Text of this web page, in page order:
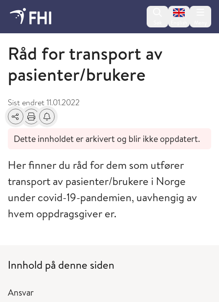
Change
Koronavirusveilederen - arkiverte artikler
Råd for transport av
pasienter/brukere
Sist endret11.01.2022
Del Skriv utFå varsel om endringer
Dette innholdet er arkivert og blir ikke oppdatert.
Her finner du råd for dem som utfører
transport av pasienter/brukere i Norge
under covid-19-pandemien, uavhengig av
hvem oppdragsgiver er.
Innhold på denne siden
Ansvar